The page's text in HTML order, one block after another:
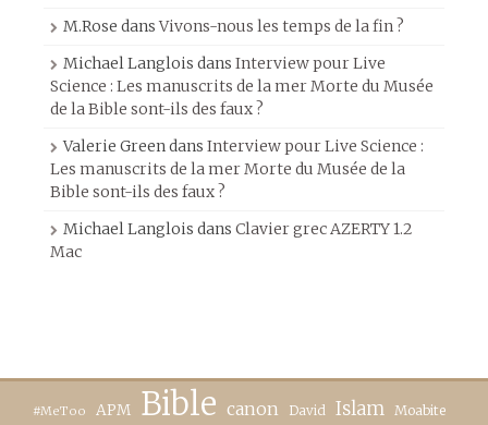
M.Rose dansVivons-nous les temps de la fin ?
Michael Langlois dans Interview pour Live
Science : Les manuscrits de la mer Morte du Musée
de la Bible sont-ils des faux ?
Valerie Greendans Interview pour Live Science :
Les manuscrits de la mer Morte du Musée de la
Bible sont-ils des faux ?
Michael Langlois dans Clavier grec AZERTY 1.2
Mac
#MeToo APM Bible canon David Islam Moabite